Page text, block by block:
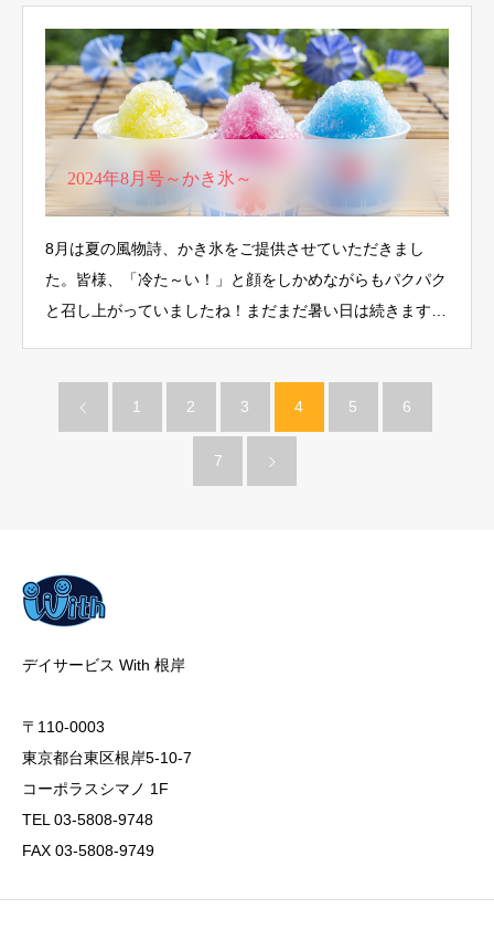
2024年8月号～かき氷～
8月は夏の風物詩、かき氷をご提供させていただきまし
た。皆様、「冷た～い！」と顔をしかめながらもパクパク
と召し上がっていましたね！まだまだ暑い日は続きます…
1 2 3 4 5 6
7
デイサービス With 根岸
〒110-0003
東京都台東区根岸5-10-7
コーポラスシマノ 1F
TEL 03-5808-9748
FAX 03-5808-9749